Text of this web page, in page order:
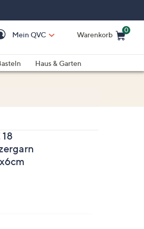
Mein QVC Warenkorb
0
Haus & Garten